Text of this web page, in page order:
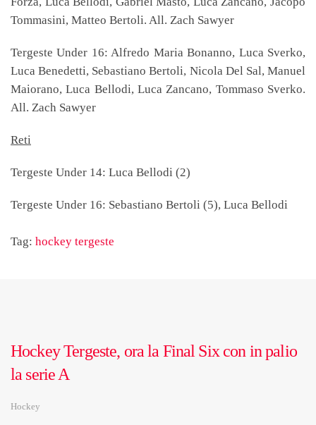
Tommasini, Matteo Bertoli. All. Zach Sawyer
Tergeste Under 16: Alfredo Maria Bonanno, Luca Sverko,
Luca Benedetti, Sebastiano Bertoli, Nicola Del Sal, Manuel
Maiorano, Luca Bellodi, Luca Zancano, Tommaso Sverko.
All. Zach Sawyer
Reti
Tergeste Under 14: Luca Bellodi (2)
Tergeste Under 16: Sebastiano Bertoli (5), Luca Bellodi
Tag: hockey tergeste
Hockey Tergeste, ora la Final Six con in palio
la serie A
Hockey